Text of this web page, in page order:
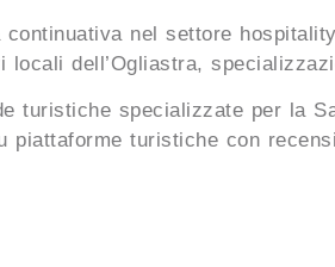
nel settore
dell’Ogliastra,
turistiche specializzate per la
piattaforme turistiche con